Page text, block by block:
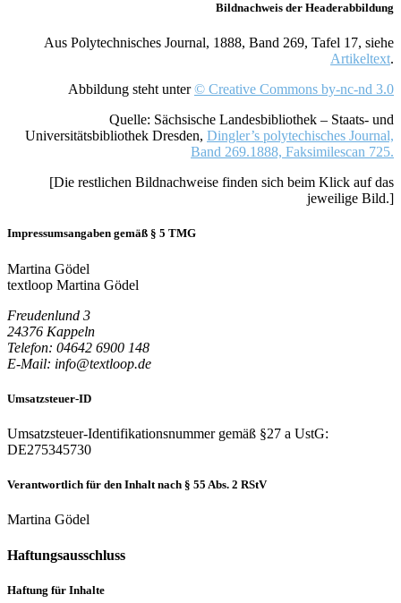
Bildnachweis der Headerabbildung
Aus Polytechnisches Journal, 1888, Band 269, Tafel 17, siehe
Artikeltext.
Abbildung steht unter© Creative Commons by-nc-nd 3.0
Quelle: Sächsische Landesbibliothek – Staats- und
Universitätsbibliothek Dresden, Dingler’s polytechisches Journal,
Band 269.1888, Faksimilescan 725.
[Die restlichen Bildnachweise finden sich beim Klick auf das
jeweilige Bild.]
Impressumsangaben gemäß § 5 TMG
Martina Gödel
textloop Martina Gödel
Freudenlund 3
24376 Kappeln
Telefon: 04642 6900 148
E-Mail: info@textloop.de
Umsatzsteuer-ID
Umsatzsteuer-Identifikationsnummer gemäß §27 a UstG:
DE275345730
Verantwortlich für den Inhalt nach § 55 Abs. 2 RStV
Martina Gödel
Haftungsausschluss
Haftung für Inhalte